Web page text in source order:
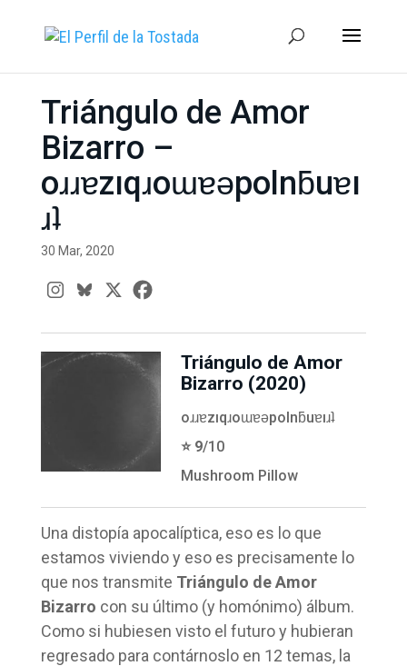
Triángulo de Amor
Bizarro –
oɹɹɐzıqɹoɯɐǝpolnƃuɐı
ɹʇ
30 Mar, 2020
Triángulo de Amor
Bizarro (2020)
oɹɹɐzıqɹoɯɐǝpolnƃuɐıɹʇ
⭐️ 9/10
Mushroom Pillow
Una distopía apocalíptica, eso es lo que
estamos viviendo y eso es precisamente lo
que nos transmite Triángulo de Amor
Bizarro con su último (y homónimo) álbum.
Como si hubiesen visto el futuro y hubieran
regresado para contárnoslo en 12 temas, la